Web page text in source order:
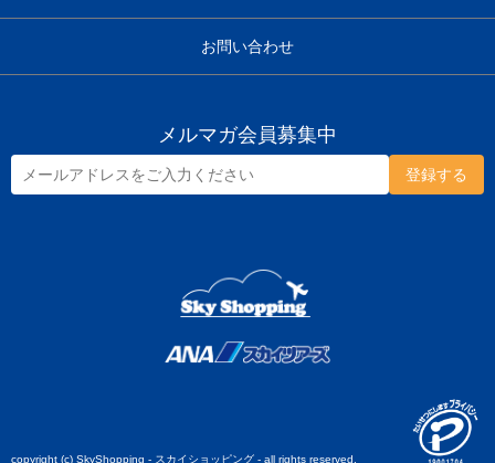
お問い合わせ
メルマガ会員募集中
copyright (c) SkyShopping - スカイショッピング - all rights reserved.